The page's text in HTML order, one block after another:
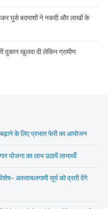
घुसे बदमाशों ने नकदी और लाखों के
खुलवा दी लेकिन ग्रामीण
के लिए प्रभात फेरी का आयोजन
योजना का लाभ उठायें लाभार्थी
अस्ताचलगामी सूर्य को व्रती देंगे